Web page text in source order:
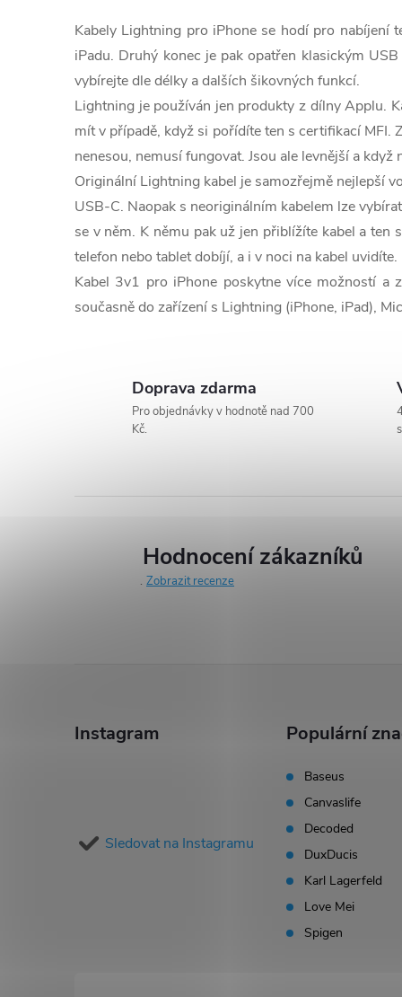
v
l
á
d
a
c
í
p
r
ý
Kabely Lightning pro iPhone se hodí pro nabíjení
iPadu. Druhý konec je pak opatřen klasickým
vybírejte dle délky a dalších šikovných funkcí.
Lightning je používán jen produkty z dílny Applu.
mít v případě, když si pořídíte ten s certifikací MFI.
nenesou, nemusí fungovat. Jsou ale levnější a
Originální Lightning kabel je samozřejmě nejlepší
USB-C. Naopak s neoriginálním kabelem lze
se v něm. K němu pak už jen přiblížíte kabel a ten
telefon nebo tablet dobíjí, a i v noci na kabel uvidíte.
Kabel 3v1 pro iPhone poskytne více možností a
současně do zařízení s Lightning (iPhone, iPad),
Doprava zdarma
Pro objednávky v hodnotě nad 700
Kč.
Hodnocení zákazníků
Zobrazit recenze
Instagram
Sledovat na Instagramu
Populární
Baseus
Canvaslife
Decoded
DuxDucis
Karl Lagerfeld
Love Mei
Spigen